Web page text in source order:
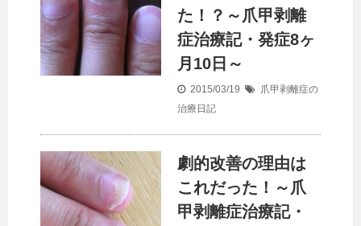
た！？～爪甲剥離
症治療記・発症8ヶ
月10日～
2015/03/19
爪甲剥離症の
治療日記
劇的改善の理由は
これだった！～爪
甲剥離症治療記・